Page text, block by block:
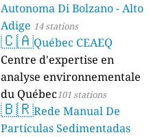
Autonoma Di Bolzano - Alto
Adige 14 stations
🇨🇦Québec CEAEQ
Centre d'expertise en
analyse environnementale
du Québec101 stations
🇧🇷Rede Manual De
Partículas Sedimentadas